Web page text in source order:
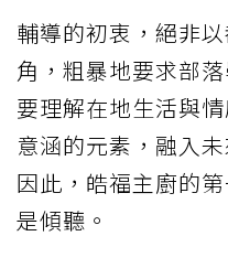
輔導的初衷，絕非
角，粗暴地要求部
要理解在地生活與
意涵的元素，融入
因此，皓福主廚的
是傾聽。